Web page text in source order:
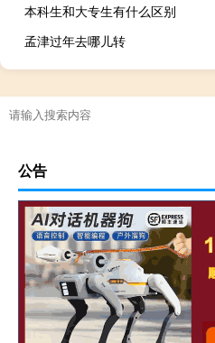
本科生和大专生有什么区别
孟津过年去哪儿转
公告